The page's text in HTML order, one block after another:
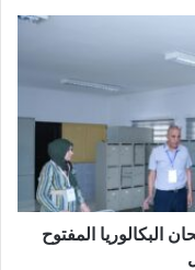
البكالوريا المفتوح